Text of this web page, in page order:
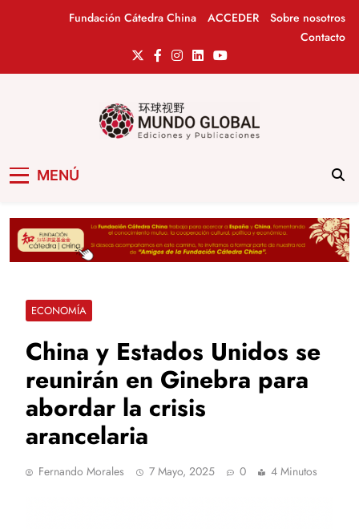
Fundación Cátedra China ACCEDER
Sobre nosotros
Contacto
MENÚ
ECONOMÍA
China y Estados Unidos se
reunirán en Ginebra para
abordar la crisis
arancelaria
Fernando Morales 7 Mayo, 2025 0 4 Minutos